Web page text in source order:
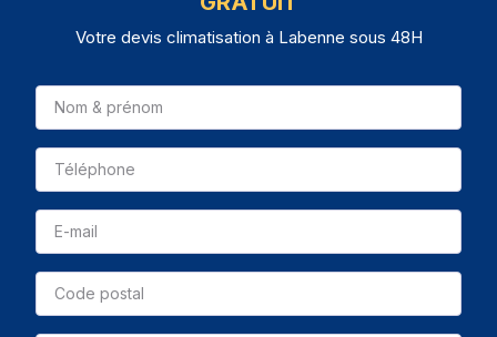
Votre devis climatisation à Labenne sous 48H